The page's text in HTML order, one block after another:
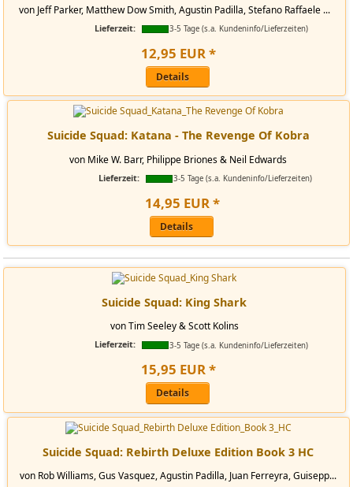
von Jeff Parker, Matthew Dow Smith, Agustin Padilla, Stefano Raffaele ...
Lieferzeit: 3-5 Tage (s.a. Kundeninfo/Lieferzeiten)
12,95 EUR*
Details
Suicide Squad: Katana - The Revenge Of Kobra
von Mike W. Barr, Philippe Briones & Neil Edwards
Lieferzeit: 3-5 Tage (s.a. Kundeninfo/Lieferzeiten)
14,95 EUR*
Details
Suicide Squad: King Shark
von Tim Seeley & Scott Kolins
Lieferzeit: 3-5 Tage (s.a. Kundeninfo/Lieferzeiten)
15,95 EUR*
Details
Suicide Squad: Rebirth Deluxe Edition Book 3 HC
von Rob Williams, Gus Vasquez, Agustin Padilla, Juan Ferreyra, Guisepp...